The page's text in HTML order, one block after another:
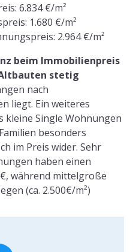
6.834 €/m²
1.680 €/m²
2.964 €/m²
beim Immobilienpreis
stetig
nach
liegt. Ein weiteres
kleine Single Wohnungen
besonders
im Preis wider. Sehr
haben einen
während mittelgroße
(ca. 2.500€/m²)